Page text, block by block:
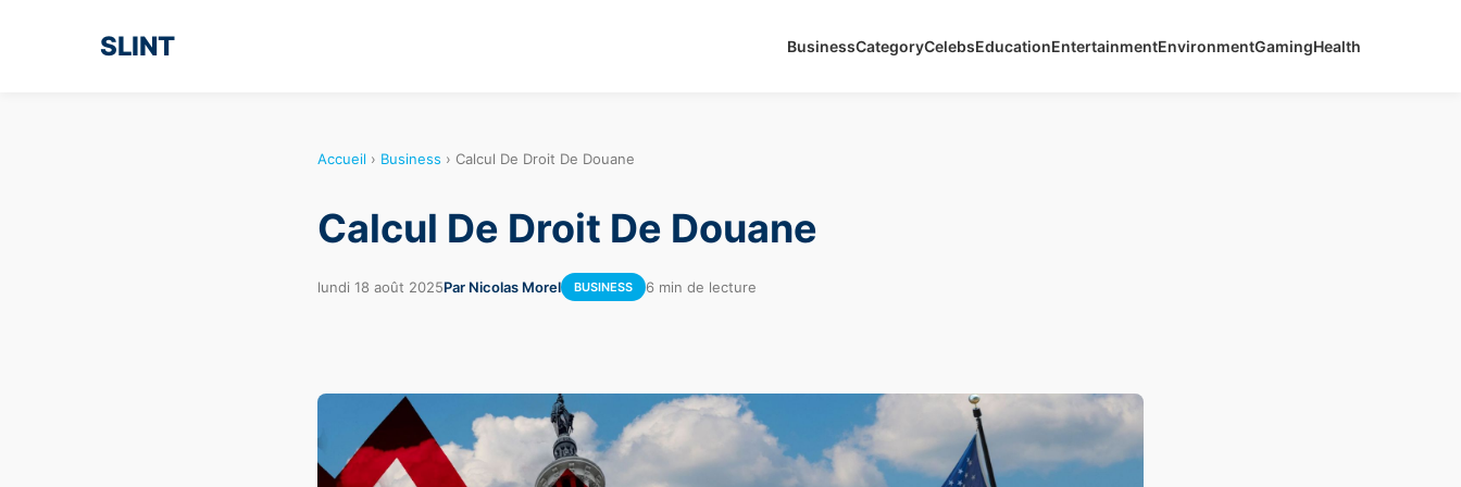
SLINT BusinessCategoryCelebsEducationEntertainmentEnvironmentGamingHealth
Accueil › Business › Calcul De Droit De Douane
Calcul De Droit De Douane
lundi 18 août 2025Par Nicolas Morel BUSINESS 6 min de lecture